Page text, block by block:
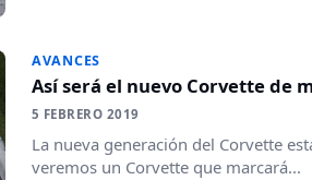
AVANCES
Así será el nuevo Corvette de
5 FEBRERO 2019
La nueva generación del Corvette
veremos un Corvette que marcará...